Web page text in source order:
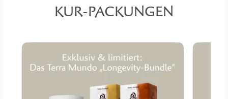
KUR-PACKUNGEN